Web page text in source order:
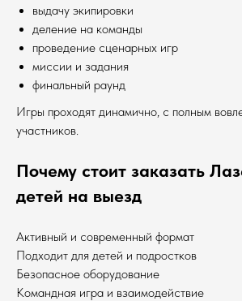
выдачу экипировки
деление на команды
проведение сценарных игр
миссии и задания
финальный раунд
Игры проходят динамично, с полным
участников.
Почему стоит заказать
детей на выезд
Активный и современный формат
Подходит для детей и подростков
Безопасное оборудование
Командная игра и взаимодействие